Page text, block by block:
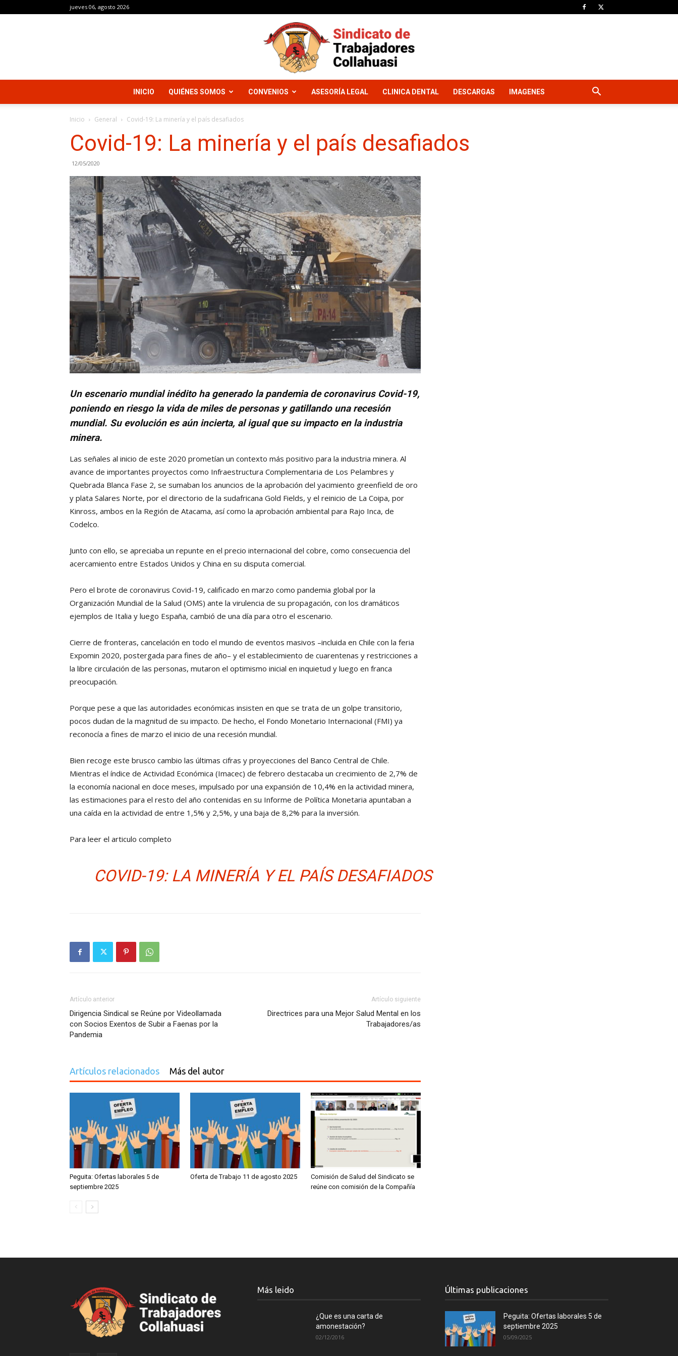
jueves 06, agosto 2026
Sindicato
Collahuasi
INICIO QUIÉNES SOMOS CONVENIOS ASESORÍA LEGAL CLINICA DENTAL DESCARGAS IMAGENES
Inicio General Covid-19: La minería y el país desafiados
Covid-19: La minería y el país desafiados
12/05/2020
Un escenario mundial inédito ha generado la pandemia de coronavirus Covid-19,
poniendo en riesgo la vida de miles de personas y gatillando una recesión
mundial. Su evolución es aún incierta, al igual que su impacto en la industria
minera.
Las señales al inicio de este 2020 prometían un contexto más positivo para la industria minera. Al
avance de importantes proyectos como Infraestructura Complementaria de Los Pelambres y
Quebrada Blanca Fase 2, se sumaban los anuncios de la aprobación del yacimiento greenfield de oro
y plata Salares Norte, por el directorio de la sudafricana Gold Fields, y el reinicio de La Coipa, por
Kinross, ambos en la Región de Atacama, así como la aprobación ambiental para Rajo Inca, de
Codelco.
Junto con ello, se apreciaba un repunte en el precio internacional del cobre, como consecuencia del
acercamiento entre Estados Unidos y China en su disputa comercial.
Pero el brote de coronavirus Covid-19, calificado en marzo como pandemia global por la
Organización Mundial de la Salud (OMS) ante la virulencia de su propagación, con los dramáticos
ejemplos de Italia y luego España, cambió de una día para otro el escenario.
Cierre de fronteras, cancelación en todo el mundo de eventos masivos –incluida en Chile con la feria
Expomin 2020, postergada para fines de año– y el establecimiento de cuarentenas y restricciones a
la libre circulación de las personas, mutaron el optimismo inicial en inquietud y luego en franca
preocupación.
Porque pese a que las autoridades económicas insisten en que se trata de un golpe transitorio,
pocos dudan de la magnitud de su impacto. De hecho, el Fondo Monetario Internacional (FMI) ya
reconocía a fines de marzo el inicio de una recesión mundial.
Bien recoge este brusco cambio las últimas cifras y proyecciones del Banco Central de Chile.
Mientras el índice de Actividad Económica (Imacec) de febrero destacaba un crecimiento de 2,7% de
la economía nacional en doce meses, impulsado por una expansión de 10,4% en la actividad minera,
las estimaciones para el resto del año contenidas en su Informe de Política Monetaria apuntaban a
una caída en la actividad de entre 1,5% y 2,5%, y una baja de 8,2% para la inversión.
Para leer el articulo completo
COVID-19: LA MINERÍA Y EL PAÍS DESAFIADOS
Artículo anterior
Dirigencia Sindical se Reúne por Videollamada
con Socios Exentos de Subir a Faenas por la
Pandemia
Artículo siguiente
Directrices para una Mejor Salud Mental en los
Trabajadores/as
Artículos relacionados Más del autor
Peguita: Ofertas laborales 5 de
septiembre 2025
Oferta de Trabajo 11 de agosto 2025
Comisión de Salud del Sindicato se
reúne con comisión de la Compañía
Más leido
¿Que es una carta de
amonestación?
02/12/2016
Últimas publicaciones
Peguita: Ofertas laborales 5 de
septiembre 2025
05/09/2025